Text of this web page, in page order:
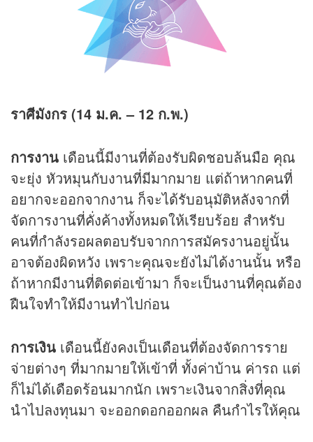
ราศีมังกร (14 ม.ค. – 12 ก.พ.)
การงาน เดือนนี้มีงานที่ต้องรับผิดชอบล้นมือ คุณ
จะยุ่ง หัวหมุนกับงานที่มีมากมาย แต่ถ้าหากคนที่
อยากจะออกจากงาน ก็จะได้รับอนุมัติหลังจากที่
จัดการงานที่คั่งค้างทั้งหมดให้เรียบร้อย สำหรับ
คนที่กำลังรอผลตอบรับจากการสมัครงานอยู่นั้น
อาจต้องผิดหวัง เพราะคุณจะยังไม่ได้งานนั้น หรือ
ถ้าหากมีงานที่ติดต่อเข้ามา ก็จะเป็นงานที่คุณต้อง
ฝืนใจทำให้มีงานทำไปก่อน
การเงิน เดือนนี้ยังคงเป็นเดือนที่ต้องจัดการราย
จ่ายต่างๆ ที่มากมายให้เข้าที่ ทั้งค่าบ้าน ค่ารถ แต่
ก็ไม่ได้เดือดร้อนมากนัก เพราะเงินจากสิ่งที่คุณ
นำไปลงทุนมา จะออกดอกออกผล คืนกำไรให้คุณ